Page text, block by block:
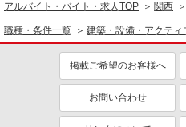
アルバイト・バイト・求人TOP 関西
職種・条件一覧 建築・設備・アクティ
掲載ご希望のお客様へ
お問い合わせ